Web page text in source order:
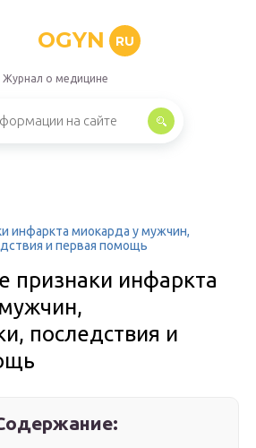
OGYN RU
Журнал о медицине
инфаркта миокарда у мужчин,
и первая помощь
признаки инфаркта
последствия и